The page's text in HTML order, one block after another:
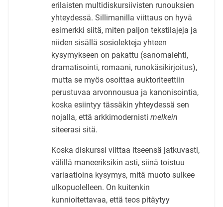
erilaisten multidiskursiivisten runouksien
yhteydessä. Sillimanilla viittaus on hyvä
esimerkki siitä, miten paljon tekstilajeja ja
niiden sisällä sosiolekteja yhteen
kysymykseen on pakattu (sanomalehti,
dramatisointi, romaani, runokäsikirjoitus),
mutta se myös osoittaa auktoriteettiin
perustuvaa arvonnousua ja kanonisointia,
koska esiintyy tässäkin yhteydessä sen
nojalla, että arkkimodernisti melkein
siteerasi sitä.
Koska diskurssi viittaa itseensä jatkuvasti,
välillä maneeriksikin asti, siinä toistuu
variaatioina kysymys, mitä muoto sulkee
ulkopuolelleen. On kuitenkin
kunnioitettavaa, että teos pitäytyy